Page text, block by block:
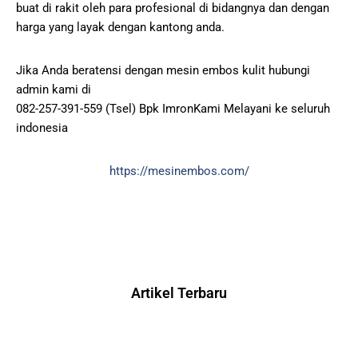
buat di rakit oleh para profesional di bidangnya dan dengan
harga yang layak dengan kantong anda.
Jika Anda beratensi dengan mesin embos kulit hubungi
admin kami di
082-257-391-559 (Tsel) Bpk ImronKami Melayani ke seluruh
indonesia
https://mesinembos.com/
Artikel Terbaru